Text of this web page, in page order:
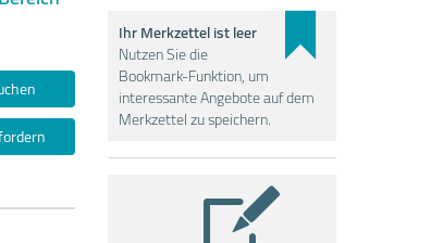
Ihr Merkzettel ist leer
Nutzen Sie die
Bookmark-Funktion, um
interessante Angebote auf dem
Merkzettel zu speichern.